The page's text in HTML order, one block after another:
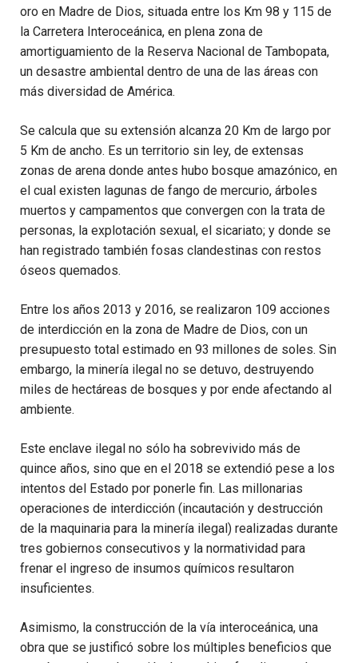
oro en Madre de Dios, situada entre los Km 98 y 115 de
la Carretera Interoceánica, en plena zona de
amortiguamiento de la Reserva Nacional de Tambopata,
un desastre ambiental dentro de una de las áreas con
más diversidad de América.
Se calcula que su extensión alcanza 20 Km de largo por
5 Km de ancho. Es un territorio sin ley, de extensas
zonas de arena donde antes hubo bosque amazónico, en
el cual existen lagunas de fango de mercurio, árboles
muertos y campamentos que convergen con la trata de
personas, la explotación sexual, el sicariato; y donde se
han registrado también fosas clandestinas con restos
óseos quemados.
Entre los años 2013 y 2016, se realizaron 109 acciones
de interdicción en la zona de Madre de Dios, con un
presupuesto total estimado en 93 millones de soles. Sin
embargo, la minería ilegal no se detuvo, destruyendo
miles de hectáreas de bosques y por ende afectando al
ambiente.
Este enclave ilegal no sólo ha sobrevivido más de
quince años, sino que en el 2018 se extendió pese a los
intentos del Estado por ponerle fin. Las millonarias
operaciones de interdicción (incautación y destrucción
de la maquinaria para la minería ilegal) realizadas durante
tres gobiernos consecutivos y la normatividad para
frenar el ingreso de insumos químicos resultaron
insuficientes.
Asimismo, la construcción de la vía interoceánica, una
obra que se justificó sobre los múltiples beneficios que